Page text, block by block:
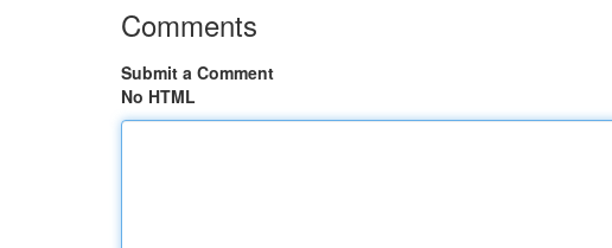
Comments
Submit a Comment
No HTML